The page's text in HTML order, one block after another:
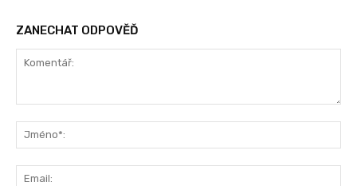
ZANECHAT ODPOVĚĎ